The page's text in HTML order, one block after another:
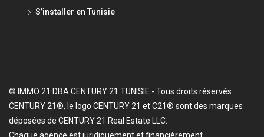
S’installer en Tunisie
© IMMO 21 DBA CENTURY 21 TUNISIE - Tous droits réservés.
CENTURY 21®, le logo CENTURY 21 et C21® sont des marques
déposées de CENTURY 21 Real Estate LLC.
Chaque agence est juridiquement et financièrement